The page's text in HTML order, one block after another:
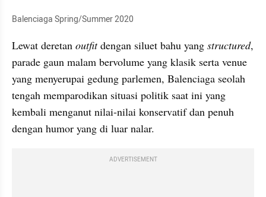
Balenciaga Spring/Summer 2020
Lewat deretan outfit dengan siluet bahu yang structured,
parade gaun malam bervolume yang klasik serta venue
yang menyerupai gedung parlemen, Balenciaga seolah
tengah memparodikan situasi politik saat ini yang
kembali menganut nilai-nilai konservatif dan penuh
dengan humor yang di luar nalar.
ADVERTISEMENT